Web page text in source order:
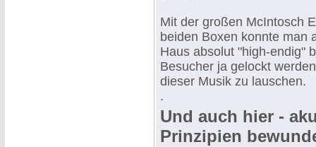
Mit der großen McIntosch
beiden Boxen konnte man
Haus absolut "high-endig"
Besucher ja gelockt
dieser Musik zu lauschen.
.
Und auch hier -
Prinzipien